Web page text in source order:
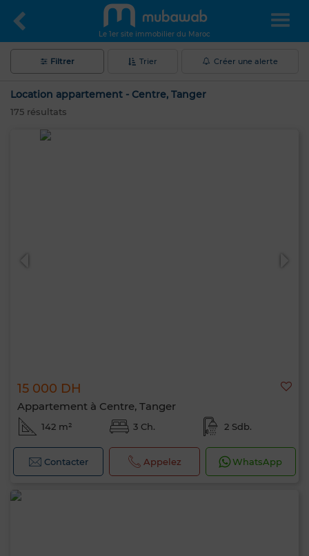
Le 1er site immobilier du Maroc
Filtrer Trier Créer une alerte
Location appartement - Centre, Tanger
175 résultats
15 000 DH
Appartement à Centre, Tanger
142 m² 3 Ch. 2 Sdb.
Contacter Appelez WhatsApp